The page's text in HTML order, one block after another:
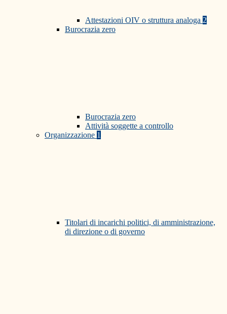
Attestazioni OIV o struttura analoga 2
Burocrazia zero
Burocrazia zero
Attività soggette a controllo
Organizzazione 1
Titolari di incarichi politici, di amministrazione,
di direzione o di governo